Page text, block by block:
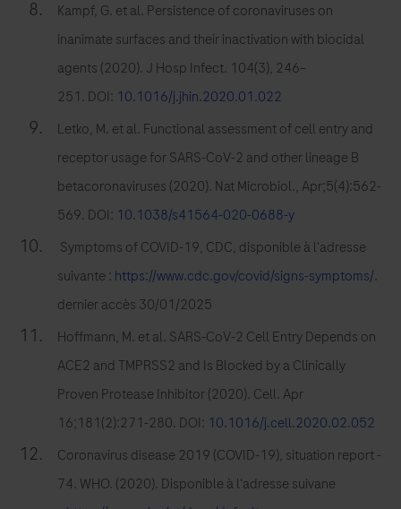
Kampf, G. et al. Persistence of coronaviruses on
inanimate surfaces and their inactivation with biocidal
agents (2020). J Hosp Infect. 104(3), 246–
251. DOI: 10.1016/j.jhin.2020.01.022
Letko, M. et al. Functional assessment of cell entry and
receptor usage for SARS-CoV-2 and other lineage B
betacoronaviruses (2020). Nat Microbiol., Apr;5(4):562-
569. DOI: 10.1038/s41564-020-0688-y
Symptoms of COVID-19, CDC, disponible à l'adresse
suivante : https://www.cdc.gov/covid/signs-symptoms/.
dernier accès 30/01/2025
Hoffmann, M. et al. SARS-CoV-2 Cell Entry Depends on
ACE2 and TMPRSS2 and Is Blocked by a Clinically
Proven Protease Inhibitor (2020). Cell. Apr
16;181(2):271-280. DOI: 10.1016/j.cell.2020.02.052
Coronavirus disease 2019 (COVID-19), situation report -
74. WHO. (2020). Disponible à l'adresse suivane